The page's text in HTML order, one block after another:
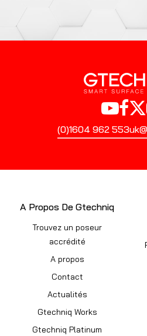
(0)1604 962 553
A Propos De Gtechniq
Trouvez un poseur
accrédité
A propos
Contact
Actualités
Gtechniq Works
Gtechniq Platinum